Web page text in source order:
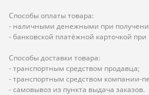
Способы оплаты товара:
- наличными денежными при
- банковской платёжной карточкой
Способы доставки товара:
- транспортным средством продавца;
- транспортным средством компании-
- самовывоз из пункта выдача заказов.